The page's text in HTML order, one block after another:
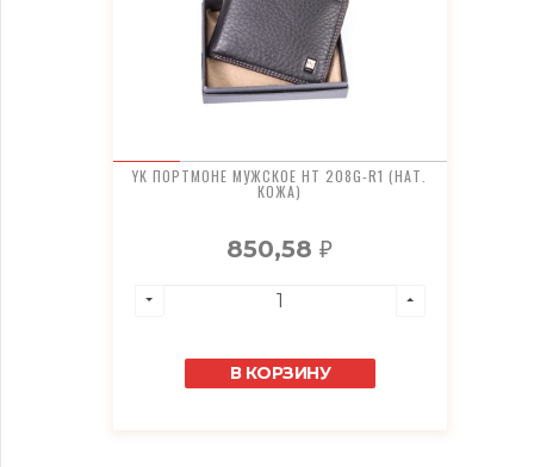
YK ПОРТМОНЕ МУЖСКОЕ HT 208G-R1 (НАТ.
КОЖА)
850,58₽
В КОРЗИНУ